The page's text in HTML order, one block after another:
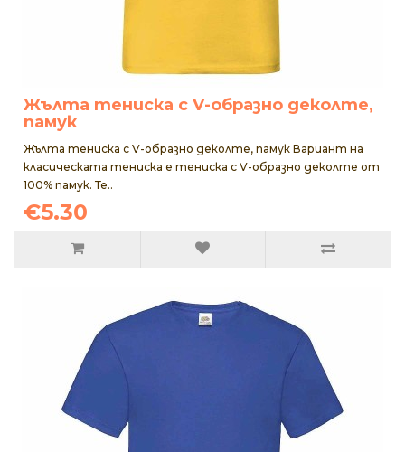
Жълта тениска с V-образно деколте,
памук
Жълта тениска с V-образно деколте, памук Вариант на
класическата тениска е тениска с V-образно деколте от
100% памук. Те..
€5.30